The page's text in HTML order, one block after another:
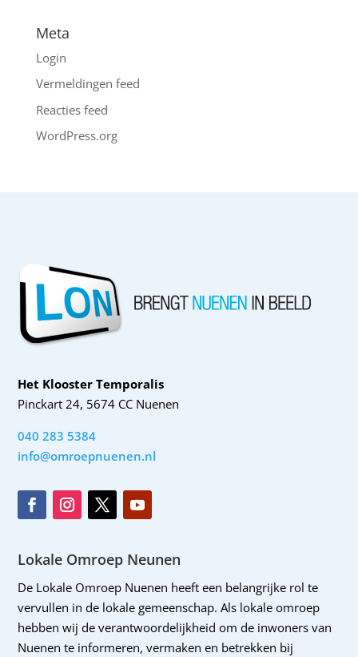
Meta
Login
Vermeldingen feed
Reacties feed
WordPress.org
Het Klooster Temporalis
Pinckart 24, 5674 CC Nuenen
040 283 5384
info@omroepnuenen.nl
Lokale Omroep Neunen
De Lokale Omroep Nuenen heeft een belangrijke rol te
vervullen in de lokale gemeenschap. Als lokale omroep
hebben wij de verantwoordelijkheid om de inwoners van
Nuenen te informeren, vermaken en betrekken bij